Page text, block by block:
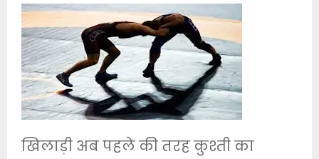
खिलाड़ी अब पहले की तरह कुश्ती का